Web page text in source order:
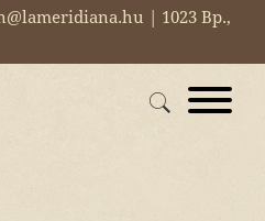
| 1023 Bp.,